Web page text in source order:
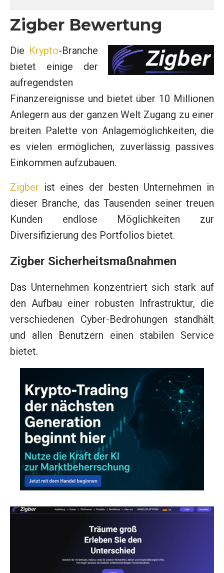
Zigber Bewertung
Die Krypto-Branche
bietet einige der
aufregendsten
Finanzereignisse und bietet über 10 Millionen
Anlegern aus der ganzen Welt Zugang zu einer
breiten Palette von Anlagemöglichkeiten, die
es vielen ermöglichen, zuverlässig passives
Einkommen aufzubauen.
Zigber ist eines der besten Unternehmen in
dieser Branche, das Tausenden seiner treuen
Kunden endlose Möglichkeiten zur
Diversifizierung des Portfolios bietet.
Zigber Sicherheitsmaßnahmen
Das Unternehmen konzentriert sich stark auf
den Aufbau einer robusten Infrastruktur, die
verschiedenen Cyber-Bedrohungen standhält
und allen Benutzern einen stabilen Service
bietet.